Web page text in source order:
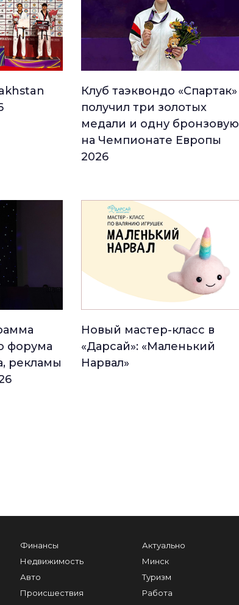
Клуб таэквондо «Спартак»
получил три золотых
медали и одну бронзовую
на Чемпионате Европы
2026
форума
рекламы
Новый мастер-класс в
«Дарсай»: «Маленький
Нарвал»
Финансы
Недвижимость
Авто
Происшествия
Актуально
Минск
Туризм
Работа